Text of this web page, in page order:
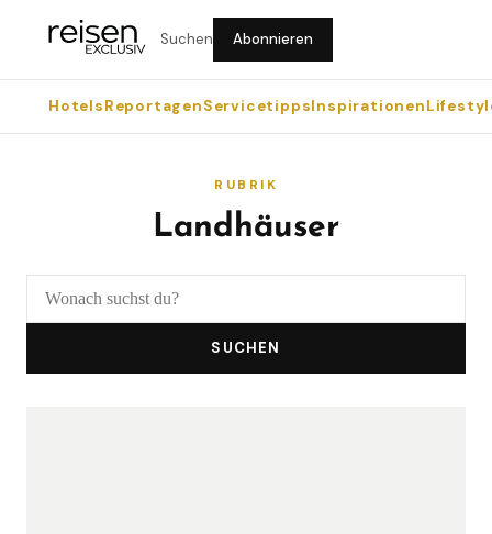
Suchen Abonnieren
HotelsReportagenServicetippsInspirationen
RUBRIK
Landhäuser
SUCHEN